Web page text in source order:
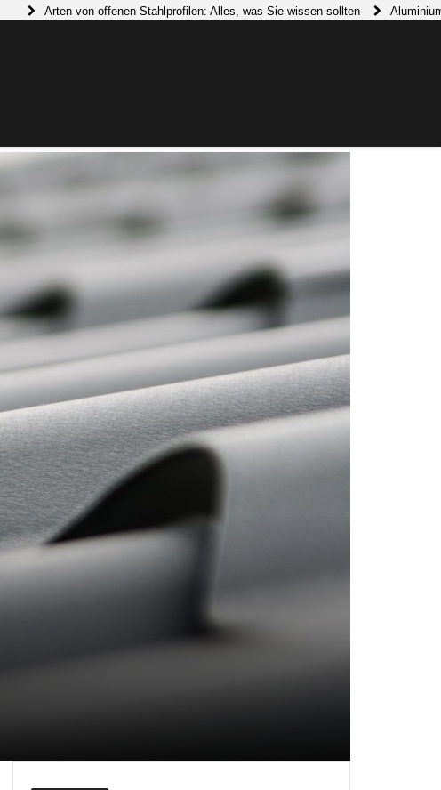
Arten von offenen Stahlprofilen: Alles, was Sie wissen sollten